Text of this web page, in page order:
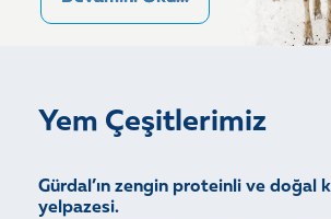
Yem Çeşitlerimiz
Gürdal’ın zengin proteinli ve doğal
yelpazesi.